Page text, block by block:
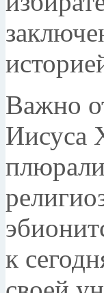
Важно
Иисуса
к